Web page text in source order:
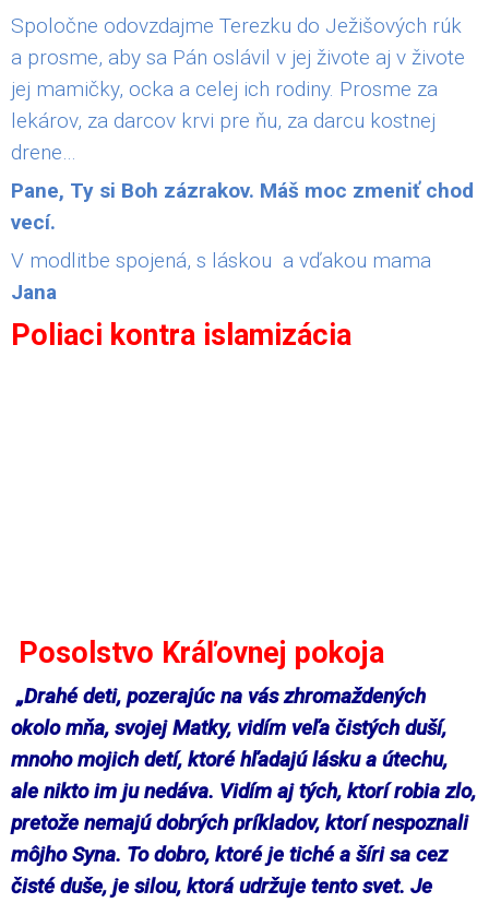
Spoločne odovzdajme Terezku do Ježišových rúk
a prosme, aby sa Pán oslávil v jej živote aj v živote
jej mamičky, ocka a celej ich rodiny. Prosme za
lekárov, za darcov krvi pre ňu, za darcu kostnej
drene…
Pane, Ty si Boh zázrakov. Máš moc zmeniť chod
vecí.
V modlitbe spojená, s láskou a vďakou mama
Jana
Poliaci kontra islamizácia
Posolstvo Kráľovnej pokoja
„Drahé deti, pozerajúc na vás zhromaždených
okolo mňa, svojej Matky, vidím veľa čistých duší,
mnoho mojich detí, ktoré hľadajú lásku a útechu,
ale nikto im ju nedáva. Vidím aj tých, ktorí robia zlo,
pretože nemajú dobrých príkladov, ktorí nespoznali
môjho Syna. To dobro, ktoré je tiché a šíri sa cez
čisté duše, je silou, ktorá udržuje tento svet. Je